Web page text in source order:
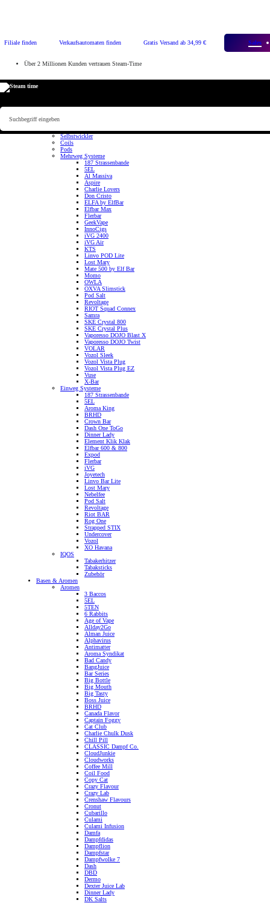
Filiale finden Verkaufsautomaten finden Gratis Versand ab 34,99 € Sales
Über 2 Millionen Kunden vertrauen Steam-Time
Steam time
Sale
Selbstwickler
Coils
Pods
Mehrweg Systeme
187 Strassenbande
5EL
Al Massiva
Aspire
Charlie Lovers
Don Cristo
ELFA by ElfBar
Elfbar Max
Flerbar
GeekVape
InnoCigs
iVG 2400
iVG Air
KTS
Linvo POD Lite
Lost Mary
Mate 500 by Elf Bar
Momo
OWLA
OXVA Slimstick
Pod Salt
Revoltage
RIOT Squad Connex
Samra
SKE Crystal 800
SKE Crystal Plus
Vaporesso DOJO Blast X
Vaporesso DOJO Twist
VOLAR
Vozol Sleek
Vozol Vista Plug
Vozol Vista Plug EZ
Vuse
X-Bar
Einweg Systeme
187 Strassenbande
5EL
Aroma King
BRHD
Crown Bar
Dash One ToGo
Dinner Lady
Element Klik Klak
Elfbar 600 & 800
Expod
Flerbar
iVG
Joyetech
Linvo Bar Lite
Lost Mary
Nebelfee
Pod Salt
Revoltage
Riot BAR
Rog One
Strapped STIX
Undercover
Vozol
XO Havana
IQOS
Tabakerhitzer
Tabaksticks
Zubehör
Basen & Aromen
Aromen
3 Baccos
5EL
5TEN
6 Rabbits
Age of Vape
Allday2Go
Alman Juice
Alphavirus
Antimatter
Aroma Syndikat
Bad Candy
BangJuice
Bar Series
Big Bottle
Big Mouth
Big Tasty
Boss Juice
BRHD
Canada Flavor
Captain Foggy
Cat Club
Charlie Chulk Dusk
Chill Pill
CLASSIC Dampf Co.
CloudJunkie
Cloudworks
Coffee Mill
Coil Food
Copy Cat
Crazy Flavour
Crazy Lab
Crenshaw Flavours
Cronut
Cubarillo
Culami
Culami Infusion
Damfa
Dampfdidas
Dampflion
Dampfstar
Dampfwolke 7
Dash
DBD
Dermo
Dexter Juice Lab
Dinner Lady
DK Salts